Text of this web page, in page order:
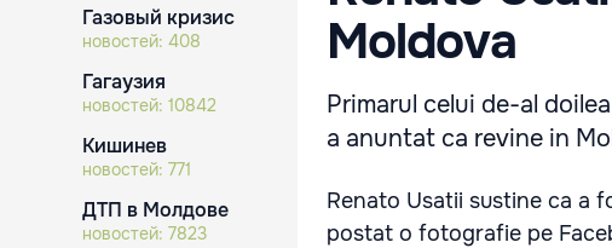
Газовый кризис
новостей: 408
Гагаузия
новостей: 10842
Кишинев
новостей: 771
ДТП в Молдове
новостей: 7823
Moldova
Primarul celui de-al
a anuntat ca revine in
Renato Usatii sustine ca a
postat o fotografie pe